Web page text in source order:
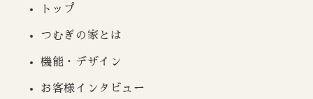
トップ
つむぎの家とは
機能・デザイン
お客様インタビュー